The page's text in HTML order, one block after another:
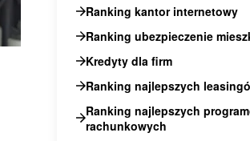
Ranking kantor internetowy
Ranking ubezpieczenie
Kredyty dla firm
Ranking najlepszych
Ranking najlepszych
rachunkowych